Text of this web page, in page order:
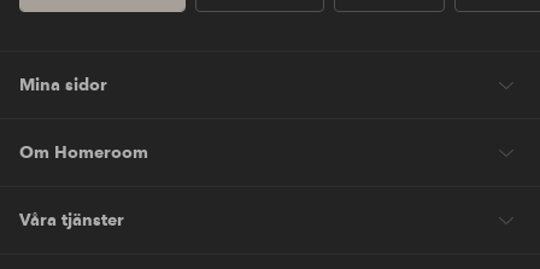
Mina sidor
Om Homeroom
Våra tjänster